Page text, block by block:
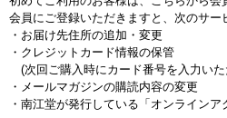
会員にご登録いただきますと、次のサー
・お届け先住所の追加・変更
・クレジットカード情報の保管
(次回ご購入時にカード番号を入力い
・メールマガジンの購読内容の変更
・南江堂が発行している「オンライン